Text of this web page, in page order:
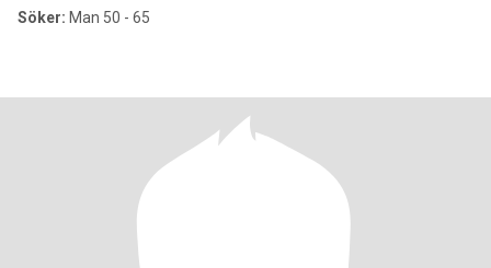
Söker: Man 50 - 65